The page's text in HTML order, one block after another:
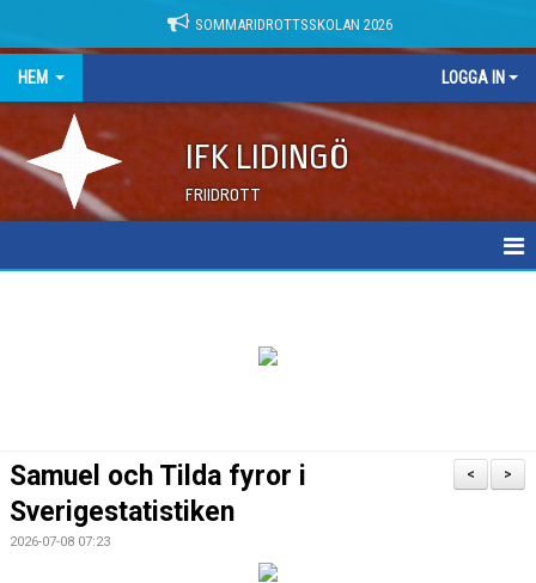
SOMMARIDROTTSSKOLAN 2026
HEM LOGGA IN
IFK LIDINGÖ
FRIIDROTT
>
<
Samuel och Tilda fyror i
Sverigestatistiken
2026-07-08 07:23